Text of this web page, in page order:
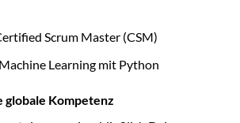
Scrum Master (CSM)
Learning mit Python
globale Kompetenz